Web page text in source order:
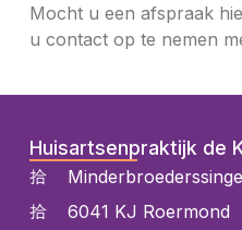
Mocht u een afspraak
u contact op te nemen
Huisartsenpraktijk de
6041 KJ Roermond